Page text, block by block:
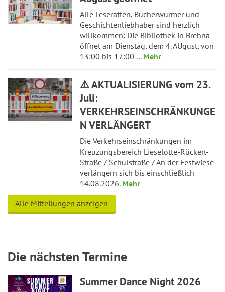
Alle Leseratten, Bücherwürmer und
Geschichtenliebhaber sind herzlich
willkommen: Die Bibliothek in Brehna
öffnet am Dienstag, dem 4. AUgust, von
13:00 bis 17:00 ... Mehr
⚠️ AKTUALISIERUNG vom 23.
Juli:
VERKEHRSEINSCHRÄNKUNGE
N VERLÄNGERT
Die Verkehrseinschränkungen im
Kreuzungsbereich Lieselotte-Rückert-
Straße / Schulstraße / An der Festwiese
verlängern sich bis einschließlich
14.08.2026. Mehr
Alle Mitteilungen anzeigen
Die nächsten Termine
Summer Dance Night 2026